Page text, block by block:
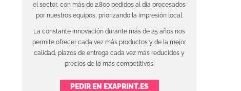
el sector, con más de 2.800 pedidos al día procesados
por nuestros equipos, priorizando la impresión local.
La constante innovación durante más de 25 años nos
permite ofrecer cada vez más productos y de la mejor
calidad, plazos de entrega cada vez más reducidos y
precios de lo más competitivos.
PEDIR EN EXAPRINT.ES